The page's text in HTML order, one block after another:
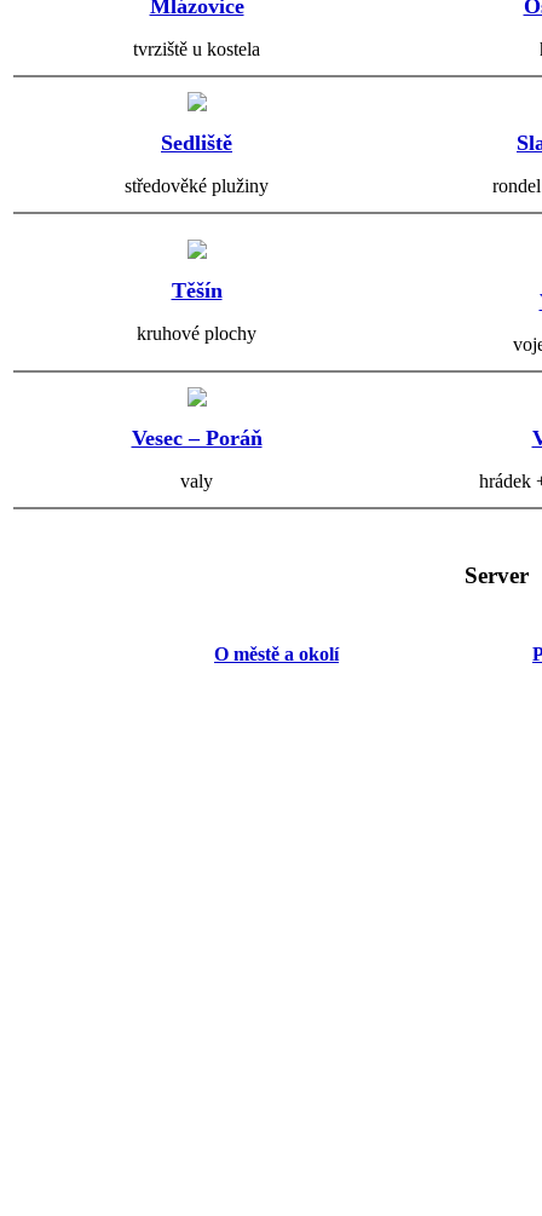
Mlázovice
tvrziště u kostela
Sedliště
středověké plužiny
Těšín
kruhové plochy
Vesec – Poráň
valy hrádek
Server
O městě a okolí